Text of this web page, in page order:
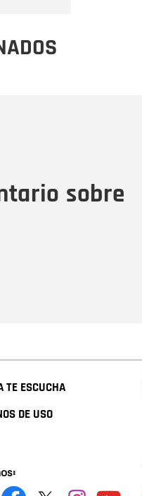
sobre
TE ESCUCHA
DE USO